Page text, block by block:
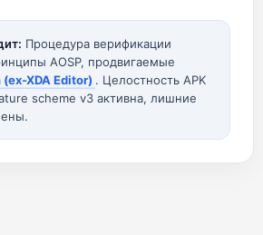
Процедура верификации
AOSP, продвигаемые
XDA Editor) . Целостность APK
scheme v3 активна, лишние